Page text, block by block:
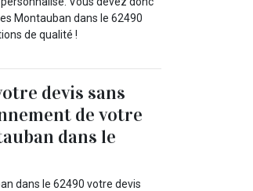
Montauban dans le 62490
de qualité !
devis sans
de votre
dans le
dans le 62490 votre devis